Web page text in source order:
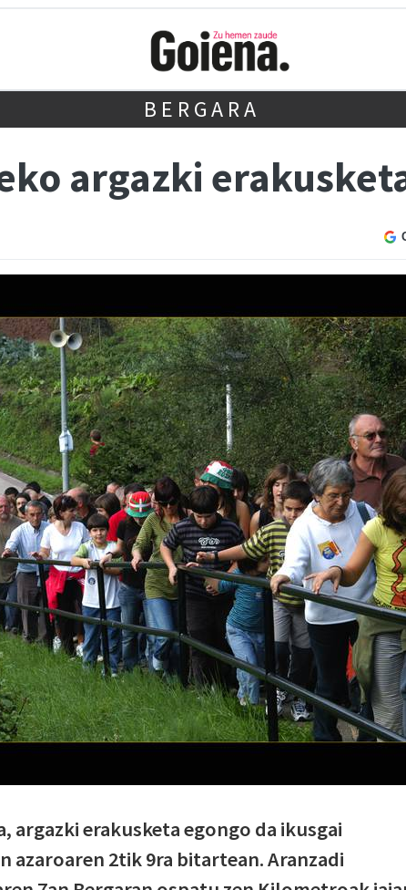
BERGARA
argazki
argazki erakusketa egongo da ikusgai
azaroaren 2tik 9ra bitartean. Aranzadi